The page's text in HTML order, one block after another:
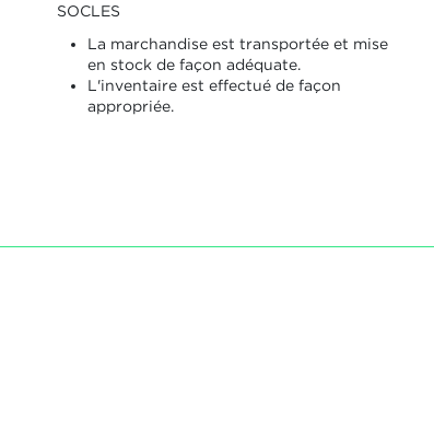
SOCLES
La marchandise est transportée et mise
en stock de façon adéquate.
L'inventaire est effectué de façon
appropriée.